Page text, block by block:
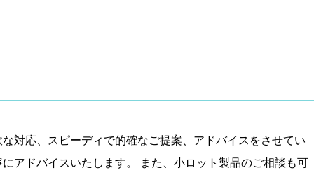
対応、スピーディで的確なご提案、アドバイスをさせてい
アドバイスいたします。 また、小ロット製品のご相談も可